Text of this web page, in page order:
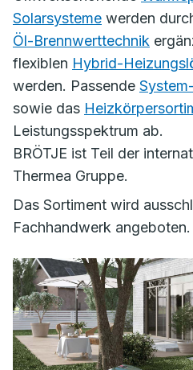
Solarsysteme werden
Öl-Brennwerttechnik
flexiblen Hybrid-
werden. Passende
sowie das
Leistungsspektrum ab.
BRÖTJE ist Teil der
Thermea Gruppe.
Das Sortiment wird
Fachhandwerk angeboten.